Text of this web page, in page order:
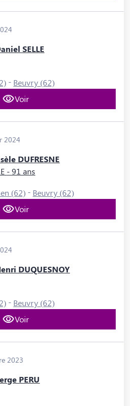
SELLE
- Beuvry (62)
Voir
2024
DUFRESNE
- 91 ans
(62) - Beuvry (62)
Voir
DUQUESNOY
- Beuvry (62)
Voir
2023
PERU